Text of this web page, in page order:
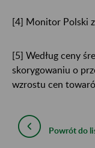
[4] Monitor Polski
[5] Według ceny
skorygowaniu o
wzrostu cen
Powrót do